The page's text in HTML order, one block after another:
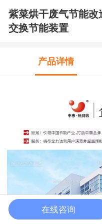
紫菜烘干废气节能
交换节能装置
产品详情
首页 客服
在线咨询